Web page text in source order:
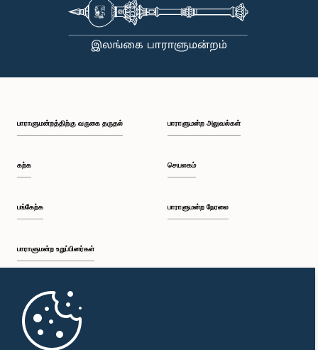
பாராளுமன்றத்திற்கு வருகை தருதல்
கற்க
பங்கேற்க
பாராளுமன்ற உறுப்பினர்கள்
முதற்பக்கம்
பாராளுமன்ற அலுவல்கள்
செயலகம்
பாராளுமன்ற நேரலை